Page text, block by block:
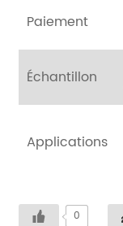
Paiement
Échantillon
Applications
0